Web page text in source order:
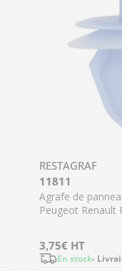
RESTAGRAF
11811
Agrafe de
Peugeot Renault
Prix
3,75€ HT
En stock-